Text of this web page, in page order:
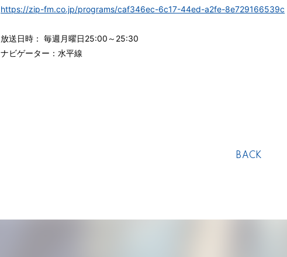
https://zip-fm.co.jp/programs/caf346ec-6c17-44ed-a2fe-8e729166539c
放送日時： 毎週月曜日25:00～25:30
ナビゲーター：水平線
BACK